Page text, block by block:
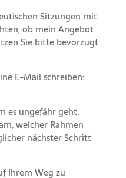
Sitzungen mit
ob mein Angebot
Sie bitte bevorzugt
E-Mail schreiben:
es ungefähr geht.
welcher Rahmen
nächster Schritt
Ihrem Weg zu